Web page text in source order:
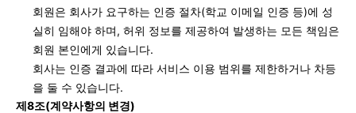
회원은 회사가 요구하는 인증 절차(학교 이메일 인증 등)에 성
실히 임해야 하며, 허위 정보를 제공하여 발생하는 모든 책임은
회원 본인에게 있습니다.
회사는 인증 결과에 따라 서비스 이용 범위를 제한하거나 차등
을 둘 수 있습니다.
제8조(계약사항의 변경)